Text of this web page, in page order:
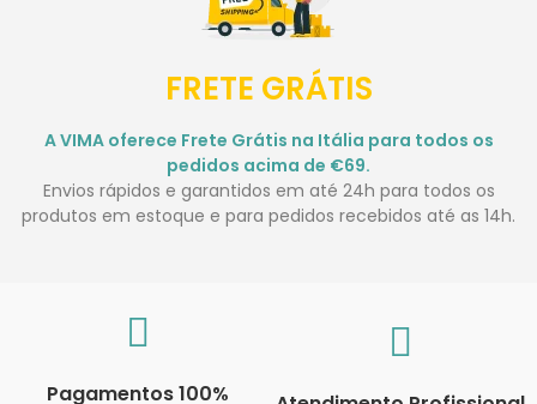
FRETE GRÁTIS
A VIMA oferece Frete Grátis na Itália para todos os
pedidos acima de €69.
Envios rápidos e garantidos em até 24h para todos os
produtos em estoque e para pedidos recebidos até as 14h.
Pagamentos 100%